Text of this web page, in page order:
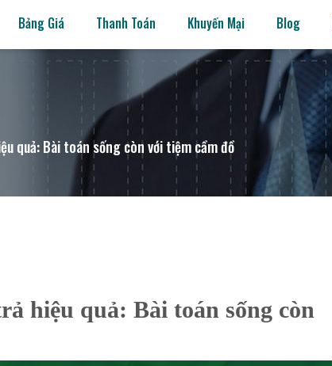
Bảng Giá Thanh Toán Khuyến Mại Blog
quả: Bài toán sống còn với tiệm cầm đồ
hiệu quả: Bài toán sống còn